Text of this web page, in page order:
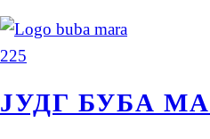
ЈУДГ БУБА